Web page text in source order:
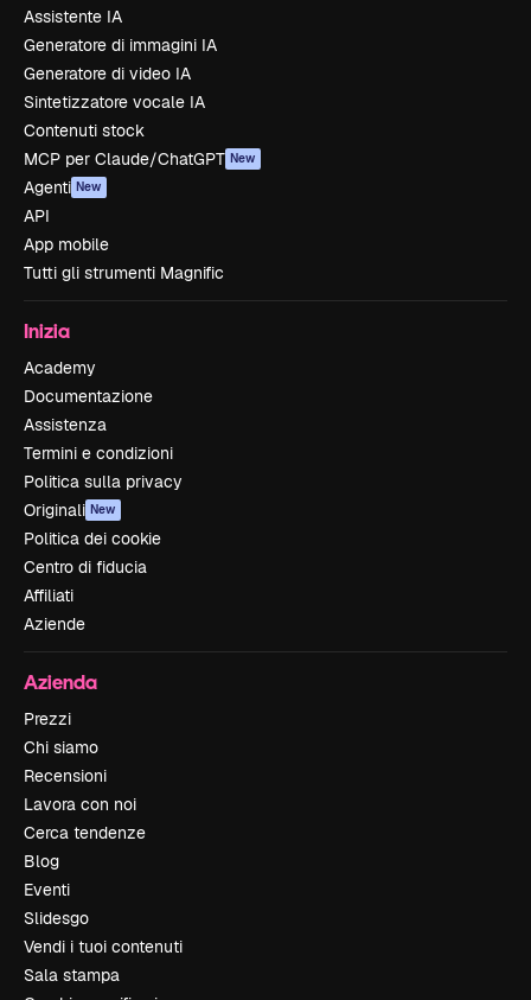
Assistente IA
Generatore di immagini IA
Generatore di video IA
Sintetizzatore vocale IA
Contenuti stock
MCP per Claude/ChatGPT New
Agenti New
API
App mobile
Tutti gli strumenti Magnific
Inizia
Academy
Documentazione
Assistenza
Termini e condizioni
Politica sulla privacy
Originali New
Politica dei cookie
Centro di fiducia
Affiliati
Aziende
Azienda
Prezzi
Chi siamo
Recensioni
Lavora con noi
Cerca tendenze
Blog
Eventi
Slidesgo
Vendi i tuoi contenuti
Sala stampa